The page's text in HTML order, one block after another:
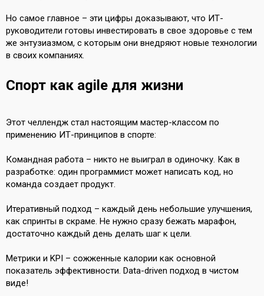
Но самое главное – эти цифры доказывают, что ИТ-
руководители готовы инвестировать в свое здоровье с тем
же энтузиазмом, с которым они внедряют новые технологии
в своих компаниях.
Спорт как agile для жизни
Этот челлендж стал настоящим мастер-классом по
применению ИТ-принципов в спорте:
Командная работа – никто не выиграл в одиночку. Как в
разработке: один программист может написать код, но
команда создает продукт.
Итеративный подход – каждый день небольшие улучшения,
как спринты в скраме. Не нужно сразу бежать марафон,
достаточно каждый день делать шаг к цели.
Метрики и KPI – сожженные калории как основной
показатель эффективности. Data-driven подход в чистом
виде!